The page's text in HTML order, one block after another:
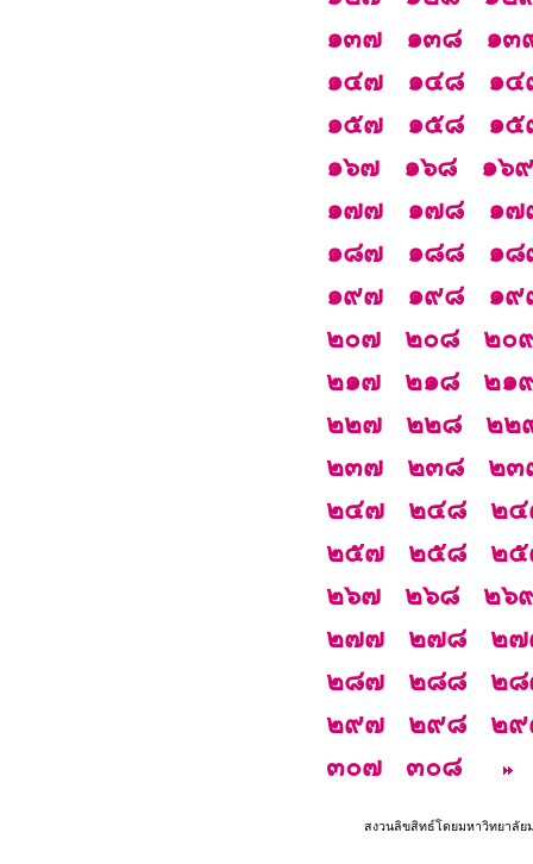
๑๓๗
๑๓๘
๑๓
๑๔๗
๑๔๘
๑๔
๑๕๗
๑๕๘
๑๕
๑๖๗
๑๖๘
๑๖๙
๑๗๗
๑๗๘
๑๗
๑๘๗
๑๘๘
๑๘
๑๙๗
๑๙๘
๑๙
๒๐๗
๒๐๘
๒๐
๒๑๗
๒๑๘
๒๑
๒๒๗
๒๒๘
๒๒
๒๓๗
๒๓๘
๒๓
๒๔๗
๒๔๘
๒
๒๕๗
๒๕๘
๒
๒๖๗
๒๖๘
๒๖
๒๗๗
๒๗๘
๒
๒๘๗
๒๘๘
๒
๒๙๗
๒๙๘
๒
๓๐๗
๓๐๘
สงวนลิขสิทธ์โดยมหาวิทยาลั